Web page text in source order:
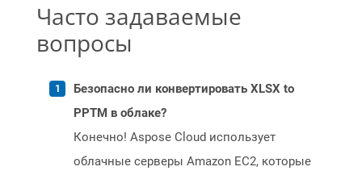
Часто задаваемые
вопросы
Безопасно ли конвертировать XLSX to
PPTM в облаке?
Конечно! Aspose Cloud использует
облачные серверы Amazon EC2, которые